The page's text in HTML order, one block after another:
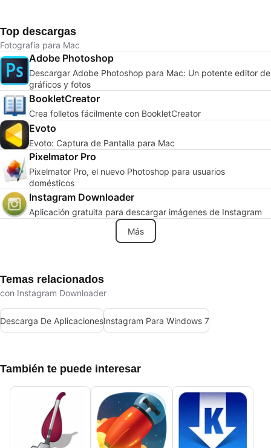
Top descargas
Fotografía para Mac
Adobe Photoshop
Descargar Adobe Photoshop para Mac: Un potente editor de
gráficos y fotos
BookletCreator
Crea folletos fácilmente con BookletCreator
Evoto
Evoto: Captura de Pantalla para Mac
Pixelmator Pro
Pixelmator Pro, el nuevo Photoshop para usuarios
domésticos
Instagram Downloader
Aplicación gratuita para descargar imágenes de Instagram
Más
Temas relacionados
con Instagram Downloader
Descarga De AplicacionesInstagram Para Windows 7
También te puede interesar